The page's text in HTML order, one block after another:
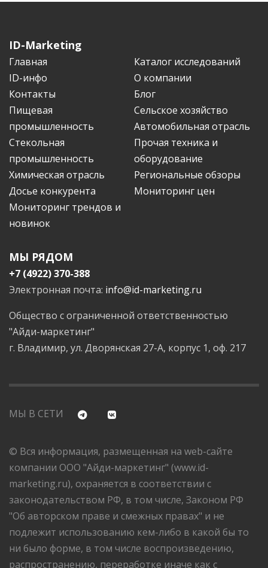
ID-Marketing
Главная
Каталог исследований
ID-инфо
О компании
Контакты
Блог
Пищевая
промышленность
Сельское хозяйство
Автомобильная отрасль
Стекольная
промышленность
Прочая техника и
оборудование
Химическая отрасль
Региональные обзоры
Досье конкурента
Мониторинг цен
Мониторинг трендов и
новинок
МЫ РЯДОМ
+7 (4922) 370-388
Электронная почта: info@id-marketing.ru
Общество с ограниченной ответственностью
"Айди-маркетинг"
г. Владимир, ул. Дворянская 27-А, корпус 1, оф. 217
МЫ В СЕТИ
© Вся информация, размещенная на web-сайте
компании ООО "Айди-маркетинг" (www.id-
marketing.ru), охраняется в соответствии с
законодательством РФ, в том числе, Законом РФ
"Об авторском праве и смежных правах" и не
подлежит использованию кем-либо в какой бы то
ни было форме, в том числе воспроизведению,
распространению, переработке иначе как с